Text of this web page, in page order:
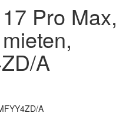
Pro Max,
A
A